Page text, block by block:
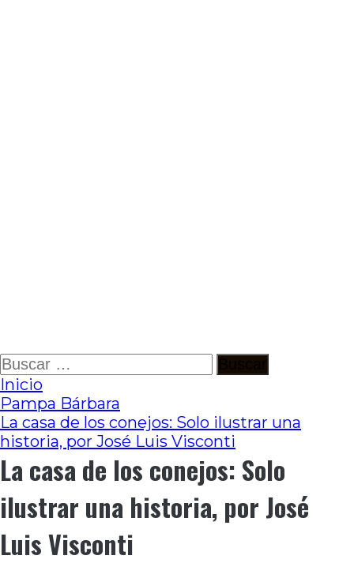
Ir
al
contenido
Buscar:
Inicio
Pampa Bárbara
La casa de los conejos: Solo ilustrar una
historia, por José Luis Visconti
La casa de los conejos: Solo
ilustrar una historia, por José
Luis Visconti